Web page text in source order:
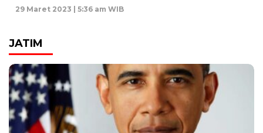
29 Maret 2023 | 5:36 am WIB
JATIM